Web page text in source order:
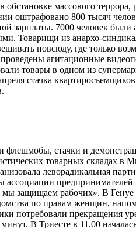
обстановке массового
оштрафовано 800 тысяч
зарплаты. 7000 человек
Товарищи из анархо-
повсюду, где только
агитационные
товары в одном из
стачка
стачки и
товарных складах
леворадикальная
ассоциации
мы защищаем рабочих». В
по правам женщин,
потребовали прекращения
В Триесте в 11.00